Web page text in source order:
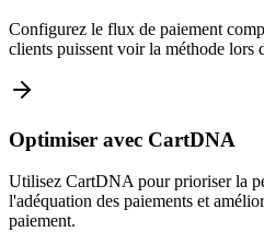
Configurez le flux de paiement
clients puissent voir la méthode lors
Optimiser avec CartDNA
Utilisez CartDNA pour prioriser la
l'adéquation des paiements et
paiement.